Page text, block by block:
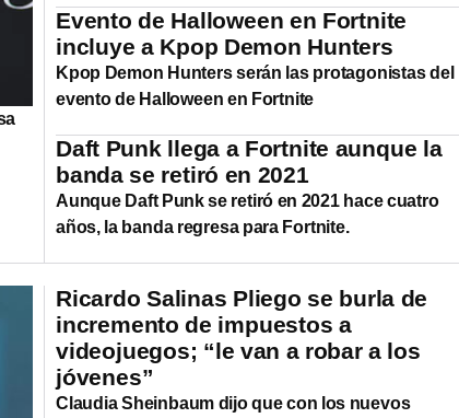
Evento de Halloween en Fortnite
incluye a Kpop Demon Hunters
Kpop Demon Hunters serán las protagonistas del
evento de Halloween en Fortnite
Daft Punk llega a Fortnite aunque la
banda se retiró en 2021
Aunque Daft Punk se retiró en 2021 hace cuatro
años, la banda regresa para Fortnite.
Ricardo Salinas Pliego se burla de
incremento de impuestos a
videojuegos; “le van a robar a los
jóvenes”
Claudia Sheinbaum dijo que con los nuevos